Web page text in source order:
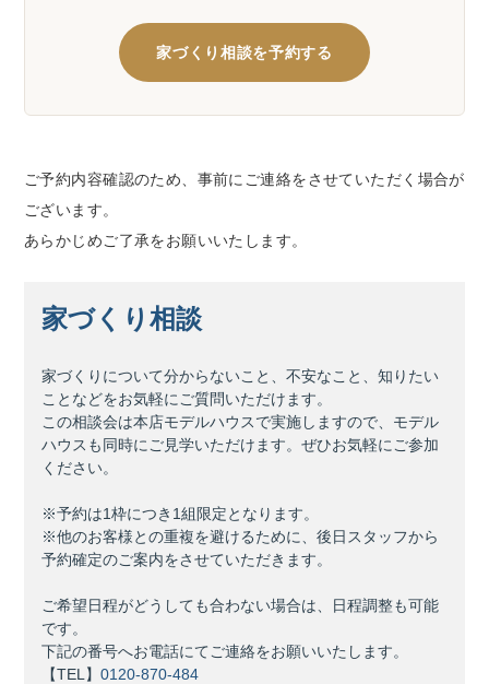
家づくり相談を予約する
ご予約内容確認のため、事前にご連絡をさせていただく場合が
ございます。
あらかじめご了承をお願いいたします。